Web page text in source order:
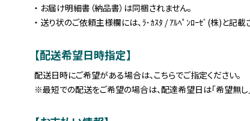
・ お届け明細書（納品書）は同梱されません。
・ 送り状のご依頼主様欄には、ﾗ･ｶｽﾀ / ｱﾙﾍﾟﾝﾛｰｾﾞ(株)と記載
【配送希望日時指定】
配送日時にご希望がある場合は、こちらでご指定ください。
※最短での配送をご希望の場合は、配達希望日は「希望無し